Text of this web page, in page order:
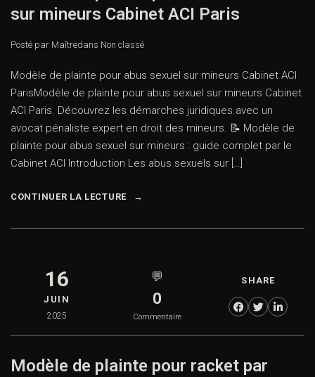
sur mineurs Cabinet ACI Paris
Posté par Maîtredans Non classé
Modèle de plainte pour abus sexuel sur mineurs Cabinet ACI
ParisModèle de plainte pour abus sexuel sur mineurs Cabinet
ACI Paris. Découvrez les démarches juridiques avec un
avocat pénaliste expert en droit des mineurs. 📝 Modèle de
plainte pour abus sexuel sur mineurs : guide complet par le
Cabinet ACI Introduction Les abus sexuels sur […]
CONTINUER LA LECTURE
16
JUIN
2025
💬
0
Commentaire
SHARE
Modèle de plainte pour racket par